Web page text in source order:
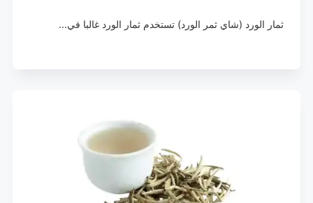
ثمار الورد (شاي ثمر الورد) تستخدم ثمار الورد غالبا في…